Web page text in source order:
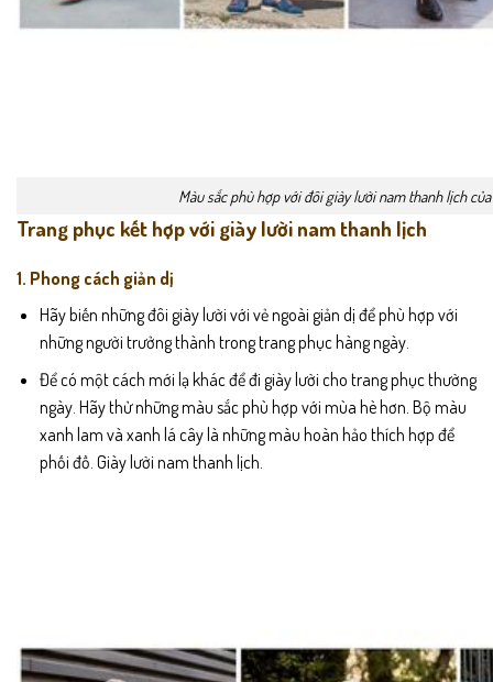
Màu sắc phù hợp với đôi giày lười nam thanh lịch
Trang phục kết hợp với giày lười nam thanh lịch
1. Phong cách giản dị
Hãy biến những đôi giày lười với vẻ ngoài giản dị để phù hợp với
những người trưởng thành trong trang phục hàng ngày.
Để có một cách mới lạ khác để đi giày lười cho trang phục thường
ngày. Hãy thử những màu sắc phù hợp với mùa hè hơn. Bộ màu
xanh lam và xanh lá cây là những màu hoàn hảo thích hợp để
phối đồ. Giày lười nam thanh lịch.